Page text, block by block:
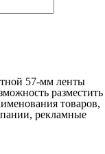
57‑мм ленты
разместить
товаров,
рекламные